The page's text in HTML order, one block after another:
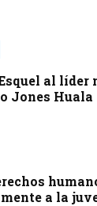
al líder
Jones Huala
a la